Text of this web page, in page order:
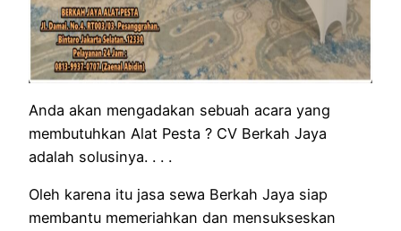
Anda akan mengadakan sebuah acara yang
membutuhkan Alat Pesta ? CV Berkah Jaya
adalah solusinya. . . .
Oleh karena itu jasa sewa Berkah Jaya siap
membantu memeriahkan dan mensukseskan